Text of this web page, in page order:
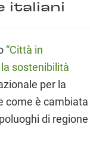
italiani
“Città in
sostenibilità
per la
come è cambiata
di regione